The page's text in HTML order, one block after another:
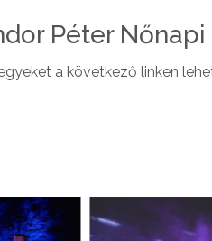
Péter
a következő linken